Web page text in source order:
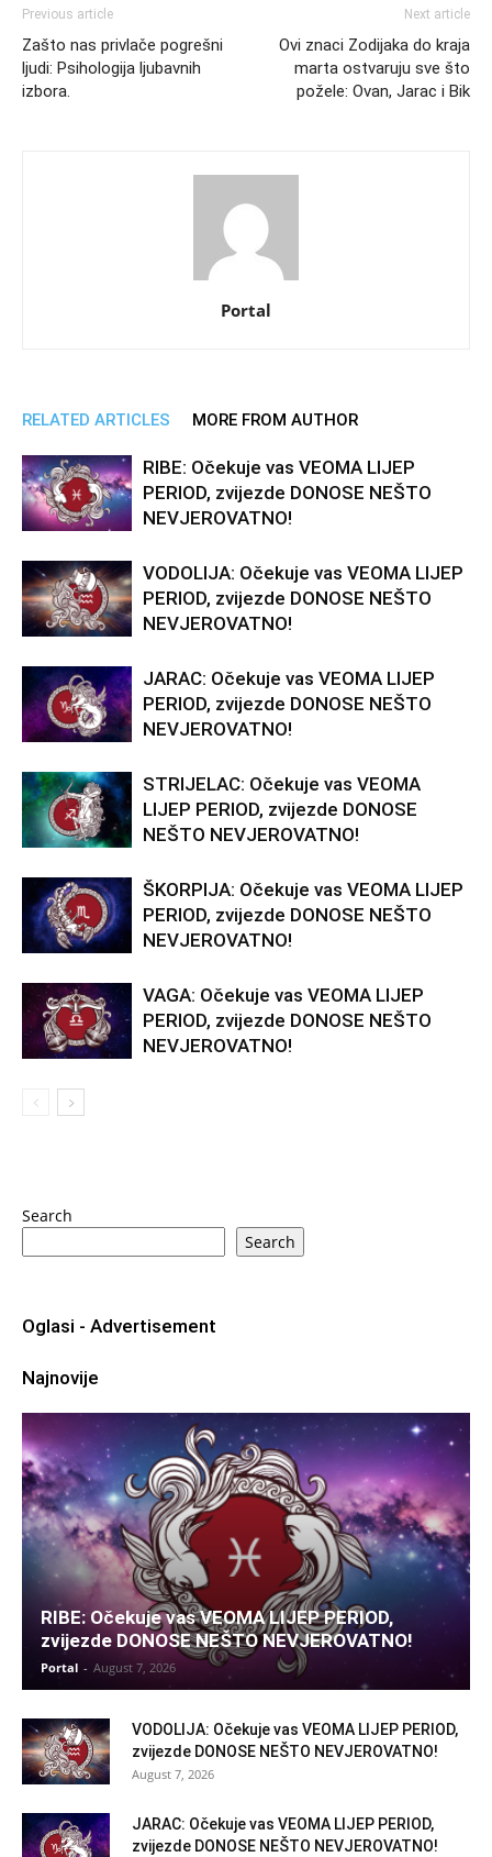
Previous article
Zašto nas privlače pogrešni
ljudi: Psihologija ljubavnih
izbora.
Next article
Ovi znaci Zodijaka do kraja
marta ostvaruju sve što
požele: Ovan, Jarac i Bik
Portal
RELATED ARTICLES MORE FROM AUTHOR
RIBE: Očekuje vas VEOMA LIJEP
PERIOD, zvijezde DONOSE NEŠTO
NEVJEROVATNO!
VODOLIJA: Očekuje vas VEOMA LIJEP
PERIOD, zvijezde DONOSE NEŠTO
NEVJEROVATNO!
JARAC: Očekuje vas VEOMA LIJEP
PERIOD, zvijezde DONOSE NEŠTO
NEVJEROVATNO!
STRIJELAC: Očekuje vas VEOMA
LIJEP PERIOD, zvijezde DONOSE
NEŠTO NEVJEROVATNO!
ŠKORPIJA: Očekuje vas VEOMA LIJEP
PERIOD, zvijezde DONOSE NEŠTO
NEVJEROVATNO!
VAGA: Očekuje vas VEOMA LIJEP
PERIOD, zvijezde DONOSE NEŠTO
NEVJEROVATNO!
Search
Search
Oglasi - Advertisement
Najnovije
RIBE: Očekuje vas VEOMA LIJEP PERIOD,
zvijezde DONOSE NEŠTO NEVJEROVATNO!
Portal - August 7, 2026
VODOLIJA: Očekuje vas VEOMA LIJEP PERIOD,
zvijezde DONOSE NEŠTO NEVJEROVATNO!
August 7, 2026
JARAC: Očekuje vas VEOMA LIJEP PERIOD,
zvijezde DONOSE NEŠTO NEVJEROVATNO!